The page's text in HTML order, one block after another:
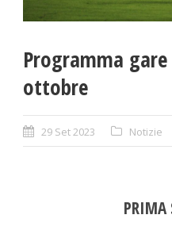
Programma
ottobre
29 Set 2023 Notizie
PRIMA